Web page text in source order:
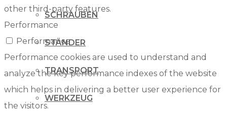
SCHRAUBEN
STÄNDER
TRANSPORT
WERKZEUG
other third-party features.
Performance
Performance
Performance cookies are used to understand and
analyze the key performance indexes of the website
which helps in delivering a better user experience for
the visitors.